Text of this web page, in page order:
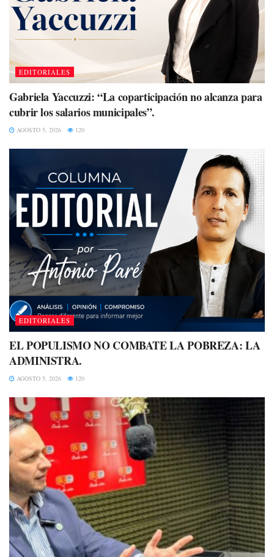
EDITORIALES
Gabriela Yaccuzzi: “La coparticipación no alcanza para
cubrir los salarios municipales”.
AGOSTO 5, 2026 120
EDITORIALES
EL POPULISMO NO COMBATE LA POBREZA: LA
ADMINISTRA.
AGOSTO 5, 2026 120